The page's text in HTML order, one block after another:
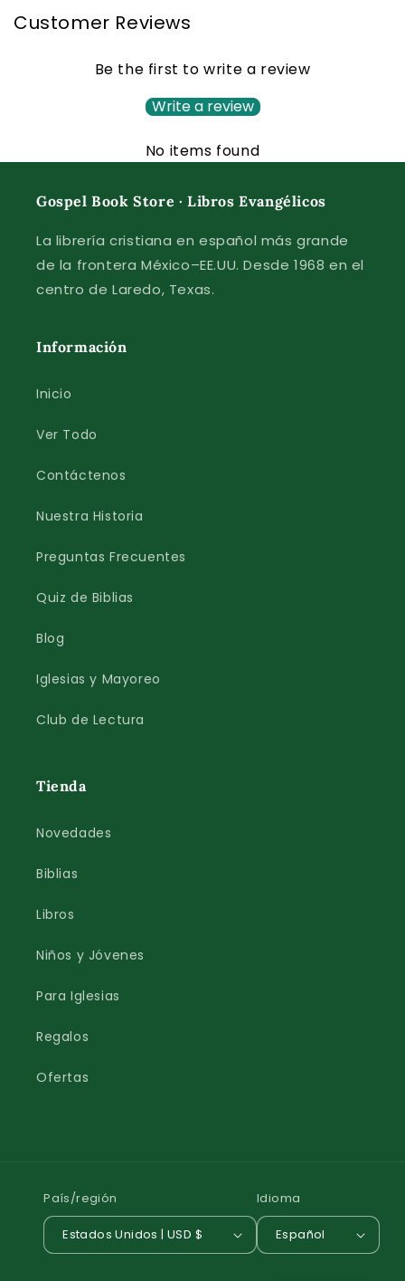
Customer Reviews
Be the first to write a review
Write a review
No items found
Gospel Book Store · Libros Evangélicos
La librería cristiana en español más grande
de la frontera México–EE.UU. Desde 1968 en el
centro de Laredo, Texas.
Información
Inicio
Ver Todo
Contáctenos
Nuestra Historia
Preguntas Frecuentes
Quiz de Biblias
Blog
Iglesias y Mayoreo
Club de Lectura
Tienda
Novedades
Biblias
Libros
Niños y Jóvenes
Para Iglesias
Regalos
Ofertas
País/región
Estados Unidos | USD $
Idioma
Español